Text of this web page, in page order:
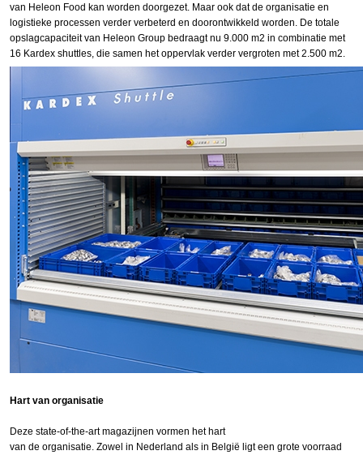
van Heleon Food kan worden doorgezet. Maar ook dat de organisatie en
logistieke processen verder verbeterd en doorontwikkeld worden. De totale
opslagcapaciteit van Heleon Group bedraagt nu 9.000 m2 in combinatie met
16 Kardex shuttles, die samen het oppervlak verder vergroten met 2.500 m2.
Hart van organisatie
Deze state-of-the-art magazijnen vormen het hart
van de organisatie. Zowel in Nederland als in België ligt een grote voorraad